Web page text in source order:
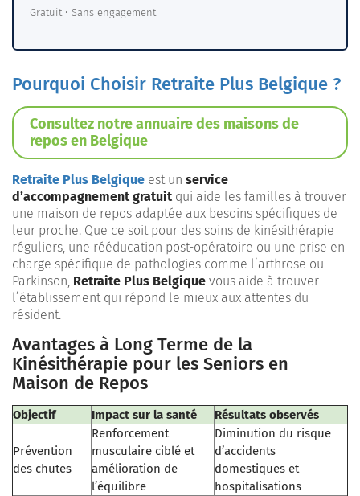
Gratuit • Sans engagement
Pourquoi Choisir Retraite Plus Belgique ?
Consultez notre annuaire des maisons de
repos en Belgique
Retraite Plus Belgique est un service
d’accompagnement gratuit qui aide les familles à trouver
une maison de repos adaptée aux besoins spécifiques de
leur proche. Que ce soit pour des soins de kinésithérapie
réguliers, une rééducation post-opératoire ou une prise en
charge spécifique de pathologies comme l’arthrose ou
Parkinson, Retraite Plus Belgique vous aide à trouver
l’établissement qui répond le mieux aux attentes du
résident.
Avantages à Long Terme de la
Kinésithérapie pour les Seniors en
Maison de Repos
Objectif Impact sur la santé Résultats observés
Prévention
des chutes
Renforcement
musculaire ciblé et
amélioration de
l’équilibre
Diminution du risque
d’accidents
domestiques et
hospitalisations